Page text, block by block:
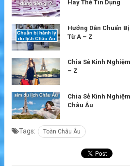
Hay Thẻ Tín Dụng
Hướng Dẫn Chuẩn
Từ A – Z
Chia Sẻ Kinh
– Z
Chia Sẻ Kinh
Châu Âu
Tags: Toàn Châu Âu